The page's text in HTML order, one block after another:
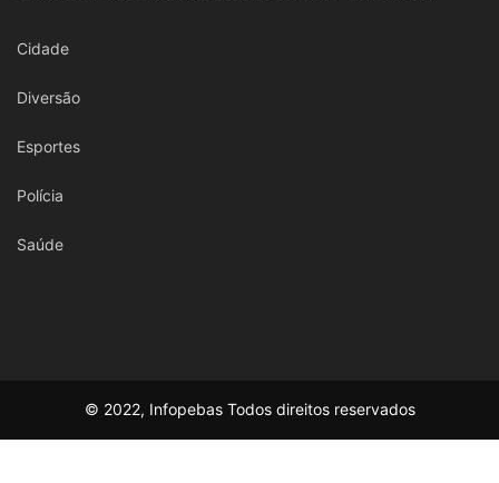
Cidade
Diversão
Esportes
Polícia
Saúde
© 2022, Infopebas Todos direitos reservados